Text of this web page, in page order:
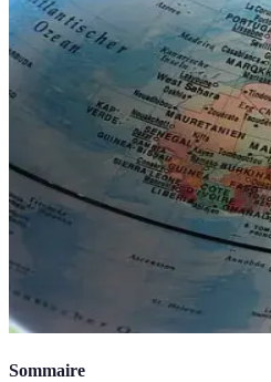
Sommaire